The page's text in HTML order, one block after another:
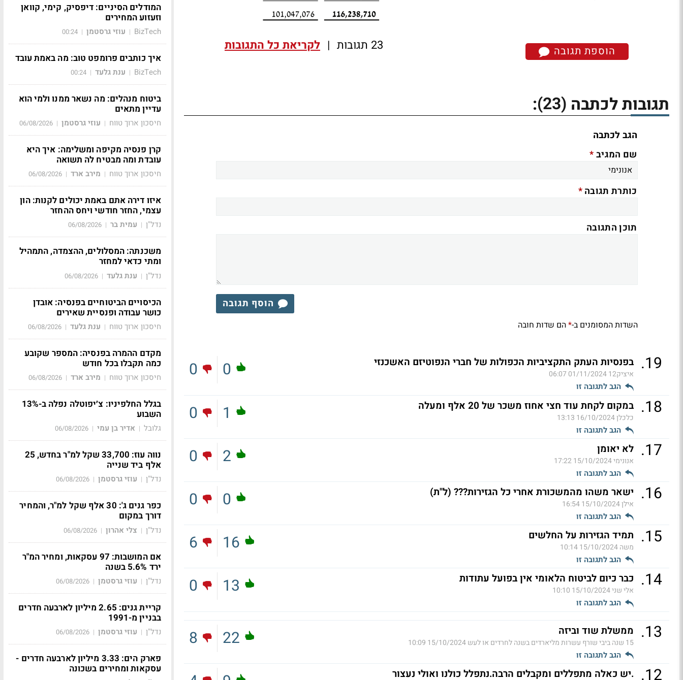
הוספת תגובה 23 תגובות | לקריאת כל התגובות
תגובות לכתבה (23)
:
הגב לכתבה
שם המגיב*
כותרת תגובה*
תוכן התגובה
הוסף תגובה
השדות המסומנים ב-*הם שדות חובה
19
. בפנסיות העתק התקציביות הכפולות של חברי הנפוטיזם האשכנזי
איציק12 01/11/2024 06:07
הגב לתגובה זו
0
0
18
. במקום לקחת עוד חצי אחוז משכר של 20 אלף ומעלה
כלכלן16/10/2024 13:13
הגב לתגובה זו
1
0
17
. לא יאומן
אנונימי15/10/2024 17:22
הגב לתגובה זו
2
0
16
. ישאר משהו מהמשכורת אחרי כל הגזירות??? (ל"ת)
אילן15/10/2024 16:54
הגב לתגובה זו
0
0
15
. תמיד הגזירות על החלשים
משה15/10/2024 10:14
הגב לתגובה זו
16
6
14
. כבר כיום לביטוח הלאומי אין בפועל עתודות
אלי שני15/10/2024 10:10
הגב לתגובה זו
13
0
13
. ממשלת שוד וביזה
15 שנה ביבי שורף עשרות מליארדים בשנה לחרדים או לעש 15/10/2024 10:09
הגב לתגובה זו
22
8
12
. .יש כאלה מתפללים ומקבלים הרבה.נתפלל כולנו ואולי נעצור
המודלים הסיניים: דיפסיק, קימי, קוואן
וזעזוע המחירים
BizTech
| עוזי גרסטמן |
00:24
איך כותבים פרומפט טוב: מה באמת עובד
BizTech
| ענת גלעד |
00:24
ביטוח מנהלים: מה נשאר ממנו ולמי הוא
עדיין מתאים
חיסכון ארוך טווח | עוזי גרסטמן |
06/08/2026
קרן פנסיה מקיפה ומשלימה: איך היא
עובדת ומה מבטיח לה תשואה
חיסכון ארוך טווח | מירב ארד |
06/08/2026
איזו דירה אתם באמת יכולים לקנות: הון
עצמי, החזר חודשי ויחס ההחזר
נדל"ן | עמית בר |
06/08/2026
משכנתה: המסלולים, ההצמדה, התמהיל
ומתי כדאי למחזר
נדל"ן | ענת גלעד |
06/08/2026
הכיסויים הביטוחיים בפנסיה: אובדן
כושר עבודה ופנסיית שאירים
חיסכון ארוך טווח | ענת גלעד |
06/08/2026
מקדם ההמרה בפנסיה: המספר שקובע
כמה תקבלו בכל חודש
חיסכון ארוך טווח | מירב ארד |
06/08/2026
בגלל החלפיניו: צ׳יפוטלה נפלה ב-13%
השבוע
גלובל | אדיר בן עמי |
06/08/2026
נווה עוז: 33,700 שקל למ"ר בחדש, 25
אלף ביד שנייה
נדל"ן | עוזי גרסטמן |
06/08/2026
כפר גנים ג': 30 אלף שקל למ"ר, והמחיר
דורך במקום
נדל"ן | צלי אהרון |
06/08/2026
אם המושבות: 97 עסקאות, ומחיר המ"ר
ירד 5.6% בשנה
נדל"ן | עוזי גרסטמן |
06/08/2026
קריית גנים: 2.65 מיליון לארבעה חדרים
בבניין מ-1991
נדל"ן | עוזי גרסטמן |
06/08/2026
פארק הים: 3.33 מיליון לארבעה חדרים -
עסקאות ומחירים בשכונה